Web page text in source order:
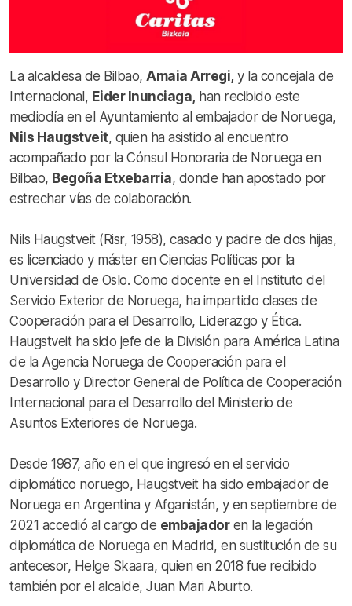
La alcaldesa de Bilbao, Amaia Arregi, y la concejala de
Internacional, Eider Inunciaga, han recibido este
mediodía en el Ayuntamiento al embajador de Noruega,
Nils Haugstveit, quien ha asistido al encuentro
acompañado por la Cónsul Honoraria de Noruega en
Bilbao, Begoña Etxebarria, donde han apostado por
estrechar vías de colaboración.
Nils Haugstveit (Risr, 1958), casado y padre de dos hijas,
es licenciado y máster en Ciencias Políticas por la
Universidad de Oslo. Como docente en el Instituto del
Servicio Exterior de Noruega, ha impartido clases de
Cooperación para el Desarrollo, Liderazgo y Ética.
Haugstveit ha sido jefe de la División para América Latina
de la Agencia Noruega de Cooperación para el
Desarrollo y Director General de Política de Cooperación
Internacional para el Desarrollo del Ministerio de
Asuntos Exteriores de Noruega.
Desde 1987, año en el que ingresó en el servicio
diplomático noruego, Haugstveit ha sido embajador de
Noruega en Argentina y Afganistán, y en septiembre de
2021 accedió al cargo de embajadoren la legación
diplomática de Noruega en Madrid, en sustitución de su
antecesor, Helge Skaara, quien en 2018 fue recibido
también por el alcalde, Juan Mari Aburto.